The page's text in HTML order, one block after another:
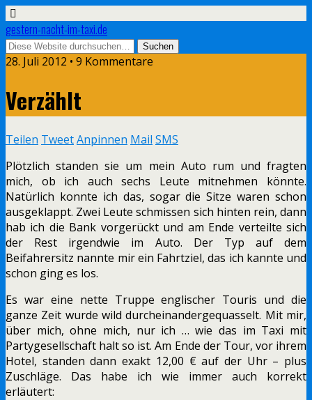
gestern-nacht-im-taxi.de
28. Juli 2012 • 9 Kommentare
Verzählt
Teilen TweetAnpinnen Mail SMS
Plötzlich standen sie um mein Auto rum und fragten
mich, ob ich auch sechs Leute mitnehmen könnte.
Natürlich konnte ich das, sogar die Sitze waren schon
ausgeklappt. Zwei Leute schmissen sich hinten rein, dann
hab ich die Bank vorgerückt und am Ende verteilte sich
der Rest irgendwie im Auto. Der Typ auf dem
Beifahrersitz nannte mir ein Fahrtziel, das ich kannte und
schon ging es los.
Es war eine nette Truppe englischer Touris und die
ganze Zeit wurde wild durcheinandergequasselt. Mit mir,
über mich, ohne mich, nur ich … wie das im Taxi mit
Partygesellschaft halt so ist. Am Ende der Tour, vor ihrem
Hotel, standen dann exakt 12,00 € auf der Uhr – plus
Zuschläge. Das habe ich wie immer auch korrekt
erläutert: